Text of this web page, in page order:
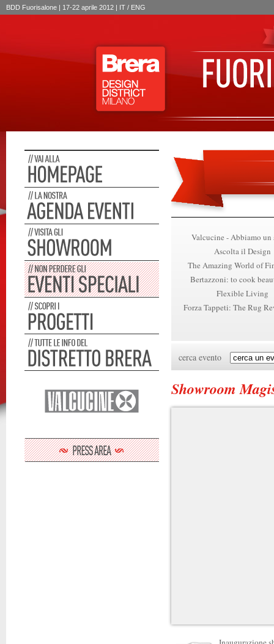
BDD Fuorisalone | 17-22 aprile 2012 | IT / ENG
Valcucine - Abbiamo un
Ascolta il Design
The Amazing World of
Bertazzoni: to cook
Flexible Living
Forza Tappeti: The Rug
cerca evento
Showroom